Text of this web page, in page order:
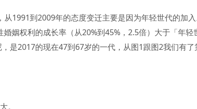
1991到2009年的态度变迁主要是因为年轻世代的加入
姻权利的成长率（从20%到45%，2.5倍）大于「年轻
是2017的现在47到67岁的一代，从图1跟图2我们有了
。